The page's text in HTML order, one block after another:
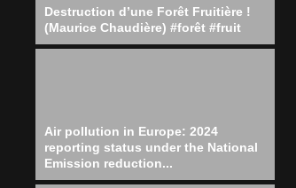
Destruction d’une Forêt Fruitière !
(Maurice Chaudière) #forêt #fruit
Air pollution in Europe: 2024
reporting status under the National
Emission reduction...